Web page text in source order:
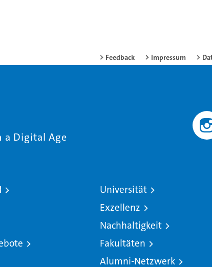
Feedback Impressum
a Digital Age
Universität
Exzellenz
Nachhaltigkeit
Fakultäten
Alumni-Netzwerk